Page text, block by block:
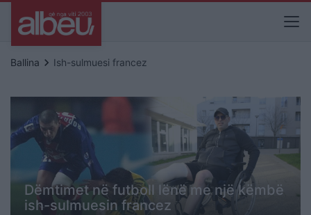
Ballina keyboard_arrow_right Ish-sulmuesi francez
Dëmtimet në futboll lënë me një këmbë
ish-sulmuesin francez